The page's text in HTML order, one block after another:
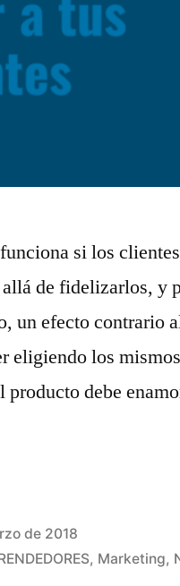
si los
de fidelizarlos, y
un efecto contrario
eligiendo los
producto debe
de 2018
, Marketing,